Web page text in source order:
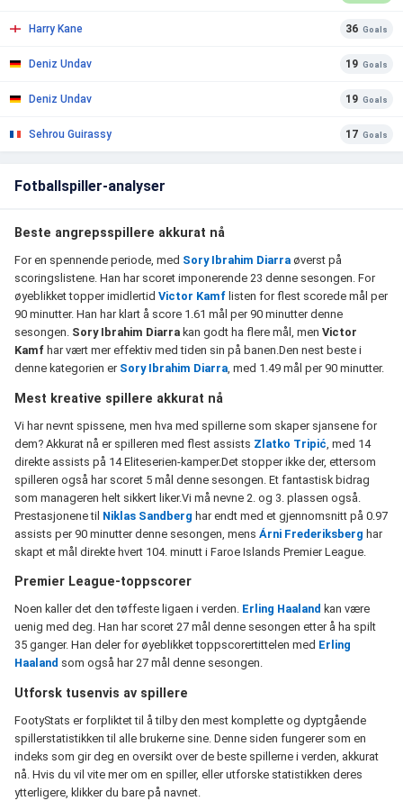
Harry Kane 36 Goals
Deniz Undav 19 Goals
Deniz Undav 19 Goals
Sehrou Guirassy 17 Goals
Fotballspiller-analyser
Beste angrepsspillere akkurat nå
For en spennende periode, med Sory Ibrahim Diarra øverst på
scoringslistene. Han har scoret imponerende 23 denne sesongen. For
øyeblikket topper imidlertid Victor Kamf listen for flest scorede mål per
90 minutter. Han har klart å score 1.61 mål per 90 minutter denne
sesongen. Sory Ibrahim Diarra kan godt ha flere mål, men Victor
Kamf har vært mer effektiv med tiden sin på banen.Den nest beste i
denne kategorien er Sory Ibrahim Diarra, med 1.49 mål per 90 minutter.
Mest kreative spillere akkurat nå
Vi har nevnt spissene, men hva med spillerne som skaper sjansene for
dem? Akkurat nå er spilleren med flest assists Zlatko Tripić , med 14
direkte assists på 14 Eliteserien-kamper.Det stopper ikke der, ettersom
spilleren også har scoret 5 mål denne sesongen. Et fantastisk bidrag
som manageren helt sikkert liker.Vi må nevne 2. og 3. plassen også.
Prestasjonene til Niklas Sandberg har endt med et gjennomsnitt på 0.97
assists per 90 minutter denne sesongen, mens Árni Frederiksberg har
skapt et mål direkte hvert 104. minutt i Faroe Islands Premier League.
Premier League-toppscorer
Noen kaller det den tøffeste ligaen i verden. Erling Haaland kan være
uenig med deg. Han har scoret 27 mål denne sesongen etter å ha spilt
35 ganger. Han deler for øyeblikket toppscorertittelen med Erling
Haaland som også har 27 mål denne sesongen.
Utforsk tusenvis av spillere
FootyStats er forpliktet til å tilby den mest komplette og dyptgående
spillerstatistikken til alle brukerne sine. Denne siden fungerer som en
indeks som gir deg en oversikt over de beste spillerne i verden, akkurat
nå. Hvis du vil vite mer om en spiller, eller utforske statistikken deres
ytterligere, klikker du bare på navnet.